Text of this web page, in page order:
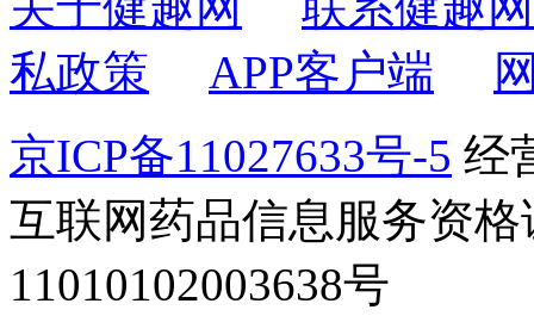
私政策
APP客户端
京ICP备11027633号-5 经
互联网药品信息服务资
11010102003638号